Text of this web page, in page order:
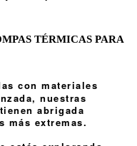
TÉRMICAS PARA
con materiales
nuestras
abrigada
más extremas.